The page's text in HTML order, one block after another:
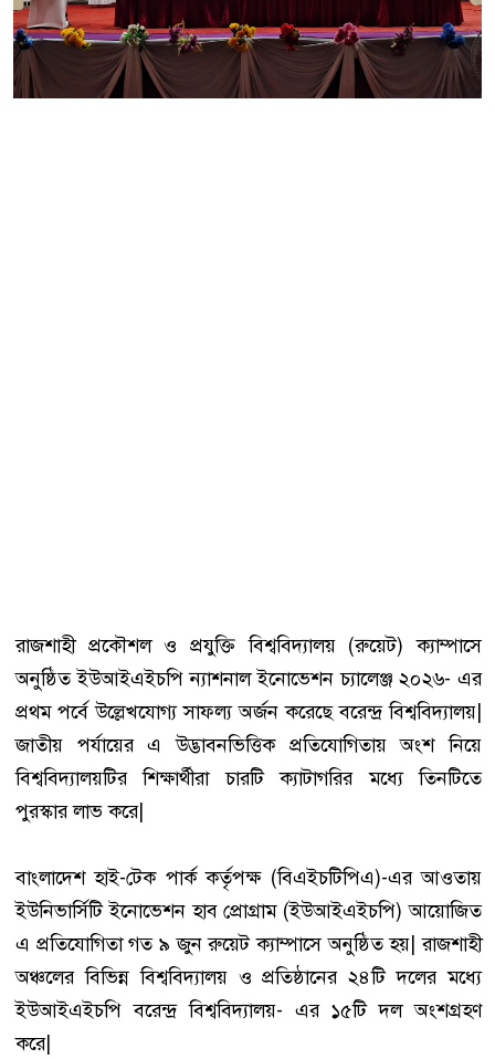
রাজশাহী প্রকৌশল ও প্রযুক্তি বিশ্ববিদ্যালয় (রুয়েট) ক্যাম্পাসে
অনুষ্ঠিত ইউআইএইচপি ন্যাশনাল ইনোভেশন চ্যালেঞ্জ ২০২৬- এর
প্রথম পর্বে উল্লেখযোগ্য সাফল্য অর্জন করেছে বরেন্দ্র বিশ্ববিদ্যালয়|
জাতীয় পর্যায়ের এ উদ্ভাবনভিত্তিক প্রতিযোগিতায় অংশ নিয়ে
বিশ্ববিদ্যালয়টির শিক্ষার্থীরা চারটি ক্যাটাগরির মধ্যে তিনটিতে
পুরস্কার লাভ করে|
বাংলাদেশ হাই-টেক পার্ক কর্তৃপক্ষ (বিএইচটিপিএ)-এর আওতায়
ইউনিভার্সিটি ইনোভেশন হাব প্রোগ্রাম (ইউআইএইচপি) আয়োজিত
এ প্রতিযোগিতা গত ৯ জুন রুয়েট ক্যাম্পাসে অনুষ্ঠিত হয়| রাজশাহী
অঞ্চলের বিভিন্ন বিশ্ববিদ্যালয় ও প্রতিষ্ঠানের ২৪টি দলের মধ্যে
ইউআইএইচপি বরেন্দ্র বিশ্ববিদ্যালয়- এর ১৫টি দল অংশগ্রহণ
করে|